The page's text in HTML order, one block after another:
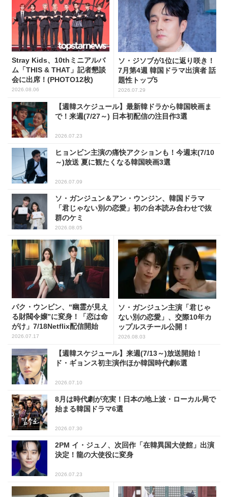
Stray Kids、10thミニアルバ
ム「THIS & THAT」記者懇談
会に出席！(PHOTO12枚)
2026.08.06
ソ・ジソブが1位に返り咲き！
7月第4週 韓国ドラマ出演者 話
題性トップ5
2026.07.29
【週韓スケジュール】最新韓ドラから韓国映画ま
で！来週(7/27～) 日本初配信の注目作3選
2026.07.23
ヒョンビン主演の痛快アクションも！今週末(7/10
～)放送 夏に観たくなる韓国映画3選
2026.07.09
ソ・ガンジュン＆アン・ウンジン、韓国ドラマ
「君じゃない別の恋愛」初の台本読み合わせで抜
群のケミ
2026.08.05
パク・ウンビン、“幽霊が見え
る財閥令嬢”に変身！「恋は命
がけ」7/18Netflix配信開始
2026.07.17
ソ・ガンジュン主演「君じゃ
ない別の恋愛」、交際10年カ
ップルスチール公開！
2026.08.03
【週韓スケジュール】来週(7/13～)放送開始！
ド・ギョンス初主演作ほか韓国時代劇6選
2026.07.10
8月は時代劇が充実！日本の地上波・ローカル局で
始まる韓国ドラマ6選
2026.07.30
2PM イ・ジュノ、次回作「在韓異国大使館」出演
決定！龍の大使役に変身
2026.07.23